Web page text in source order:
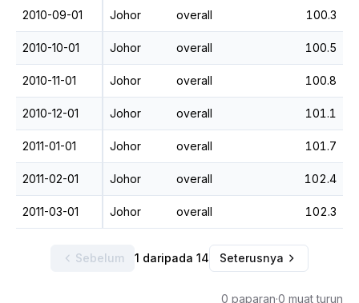
2010-09-01 Johor overall 100.3
2010-10-01 Johor overall 100.5
2010-11-01 Johor overall 100.8
2010-12-01 Johor overall 101.1
2011-01-01 Johor overall 101.7
2011-02-01 Johor overall 102.4
2011-03-01 Johor overall 102.3
Sebelum 1 daripada 14 Seterusnya
0 paparan·0 muat turun